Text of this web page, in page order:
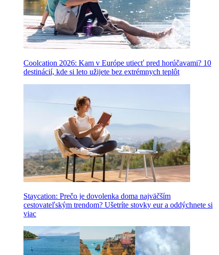
Coolcation 2026: Kam v Európe utiecť pred horúčavami? 10
destinácií, kde si leto užijete bez extrémnych teplôt
Staycation: Prečo je dovolenka doma najväčším
cestovateľským trendom? Ušetríte stovky eur a oddýchnete si
viac